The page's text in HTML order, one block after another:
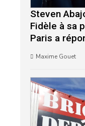
Steven
Fidèle à sa
Paris a
Maxime Gouet